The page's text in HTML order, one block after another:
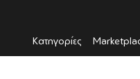
Κατηγορίες